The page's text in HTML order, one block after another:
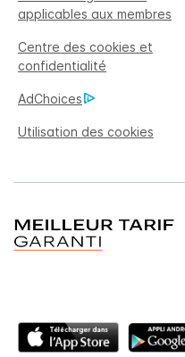
applicables aux membres
Centre des cookies et
confidentialité
AdChoices
Utilisation des cookies